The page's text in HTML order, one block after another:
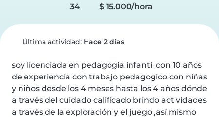
34
$ 15.000/hora
Última actividad: Hace 2 días
soy licenciada en pedagogía infantil con 10 años
de experiencia con trabajo pedagogico con niñas
y niños desde los 4 meses hasta los 4 años dónde
a través del cuidado calificado brindo actividades
a través de la exploración y el juego ,así mismo